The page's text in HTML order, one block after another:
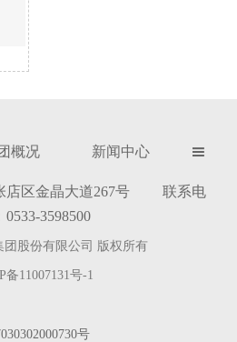
概况 新闻中心 
店区金晶大道267号 联系电
0533-3598500
团股份有限公司 版权所有
备11007131号-1
号